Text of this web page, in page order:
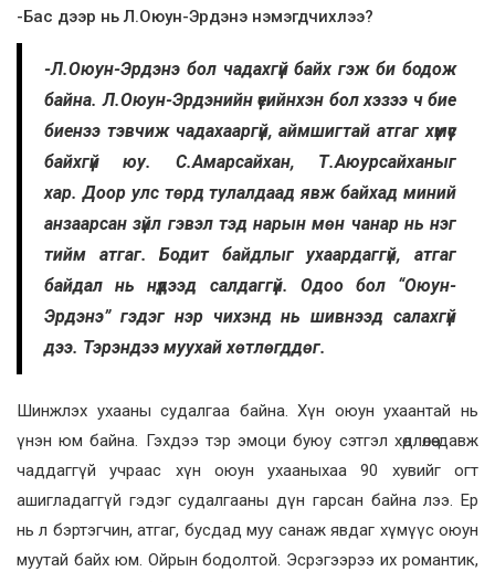
-Бас дээр нь Л.Оюун-Эрдэнэ нэмэгдчихлээ?
-Л.Оюун-Эрдэнэ бол чадахгүй байх гэж би бодож
байна. Л.Оюун-Эрдэнийн үеийнхэн бол хэзээ ч бие
биенээ тэвчиж чадахааргүй, аймшигтай атгаг хүмүүс
байхгүй юу. С.Амарсайхан, Т.Аюурсайханыг
хар. Доор улс төрд тулалдаад явж байхад миний
анзаарсан зүйл гэвэл тэд нарын мөн чанар нь нэг
тийм атгаг. Бодит байдлыг ухаардаггүй, атгаг
байдал нь нүдээд салдаггүй. Одоо бол “Оюун-
Эрдэнэ” гэдэг нэр чихэнд нь шивнээд салахгүй
дээ. Тэрэндээ муухай хөтлөгддөг.
Шинжлэх ухааны судалгаа байна. Хүн оюун ухаантай нь
үнэн юм байна. Гэхдээ тэр эмоци буюу сэтгэл хөдлөлөө давж
чаддаггүй учраас хүн оюун ухааныхаа 90 хувийг огт
ашигладаггүй гэдэг судалгааны дүн гарсан байна лээ. Ер
нь л бэртэгчин, атгаг, бусдад муу санаж явдаг хүмүүс оюун
муутай байх юм. Ойрын бодолтой. Эсрэгээрээ их романтик,